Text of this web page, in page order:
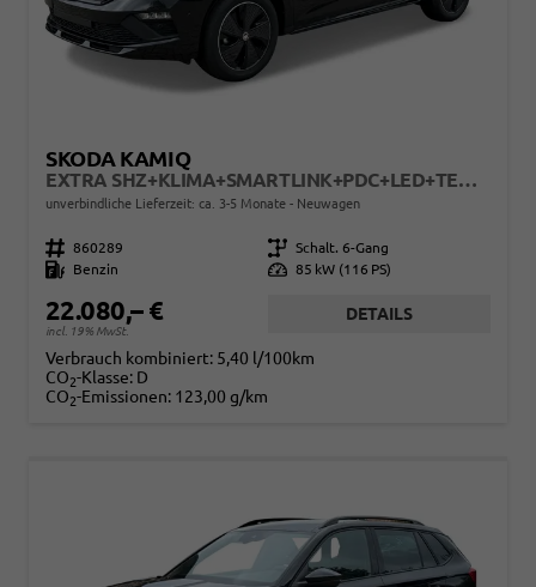
SKODA KAMIQ
EXTRA SHZ+KLIMA+SMARTLINK+PDC+LED+TEMPOMAT
unverbindliche Lieferzeit: ca. 3-5 Monate Neuwagen
Fahrzeugnr. 860289 Getriebe Schalt. 6-Gang
Kraftstoff
Benzin Leistung 85 kW (116 PS)
22.080,– €
incl. 19% MwSt.
DETAILS
Verbrauch kombiniert: 5,40 l/100km
CO2-Klasse: D
CO2-Emissionen: 123,00 g/km